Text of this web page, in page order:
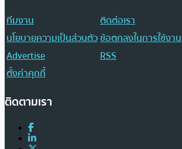
ทีมงาน
ติดต่อเรา
นโยบายความเป็นส่วนตัวข้อตกลงในการใช้งาน
Advertise
RSS
ตั้งค่าคุกกี้
ติดตามเรา